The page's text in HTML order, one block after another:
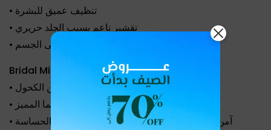
• تنظيف عميق للبشرة
• تقشير ناعم يسيب الجلد حريري
• ترطيب غني وإحساس فخم على الجسم
Bridal Milky Perfume
• عطر ميلكي خالي من الكحول
Bridal Musk
• آمن للاستخدام على الجسم كله، حتى المناطق الحساسة